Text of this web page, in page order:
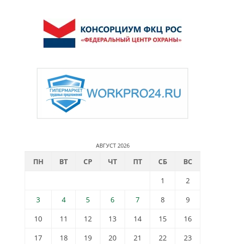
АВГУСТ 2026
ПН ВТ СР ЧТ ПТ СБ
ВС
1
2
3
4 5 6 7 8
9
10
11 12 13 14 15
16
17
18 19 20 21 22
23